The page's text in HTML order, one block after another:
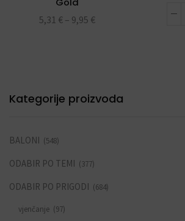
5,31 € – 9,95 €
Kategorije proizvoda
BALONI (548)
ODABIR PO TEMI (377)
ODABIR PO PRIGODI (684)
vjenčanje (97)